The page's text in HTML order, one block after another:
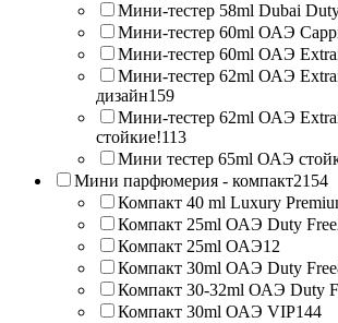
Мини-тестер 58ml Dubai
Мини-тестер 60ml ОАЭ
Мини-тестер 60ml ОАЭ
Мини-тестер 62ml ОАЭ
дизайн159
Мини-тестер 62ml ОАЭ
стойкие!113
Мини тестер 65ml ОАЭ
Мини парфюмерия - компакт2154
Компакт 40 ml Luxury
Компакт 25ml ОАЭ Duty Free
Компакт 25ml ОАЭ12
Компакт 30ml ОАЭ Duty Free
Компакт 30-32ml ОАЭ Duty
Компакт 30ml ОАЭ VIP144